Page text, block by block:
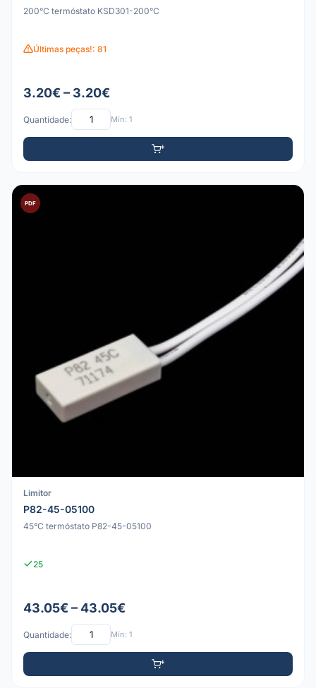
200°C termóstato KSD301-200°C
Últimas peças!: 81
3.20€ – 3.20€
Quantidade: Mín: 1
PDF
Limitor
P82-45-05100
45°C termóstato P82-45-05100
25
43.05€ – 43.05€
Quantidade: Mín: 1